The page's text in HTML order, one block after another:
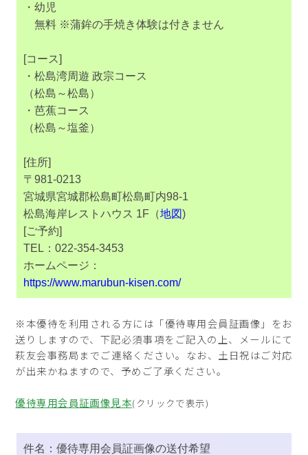
・幼児
無料 ※蒲鉾の手焼き体験は付きません
[コース]
・松島湾周遊 政宗コース
（松島～松島）
・芭蕉コース
（松島～塩釜）
[住所]
〒981-0213
宮城県宮城郡松島町松島町内98-1
松島海岸レストハウス 1F（地図)
[ご予約]
TEL：022-354-3453
ホームページ：
https://www.marubun-kisen.com/
※本優待を利用される方には「優待専用会員証画像」をお
送りしますので、下記必須事項をご記入の上、メールにて
萩友会事務局までご連絡ください。なお、土日祝はご対応
が出来かねますので、予めご了承ください。
優待専用会員証画像見本(クリックで表示)
件名：優待専用会員証画像の送付希望